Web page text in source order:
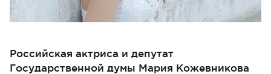
Российская актриса и депутат
Государственной думы Мария Кожевникова